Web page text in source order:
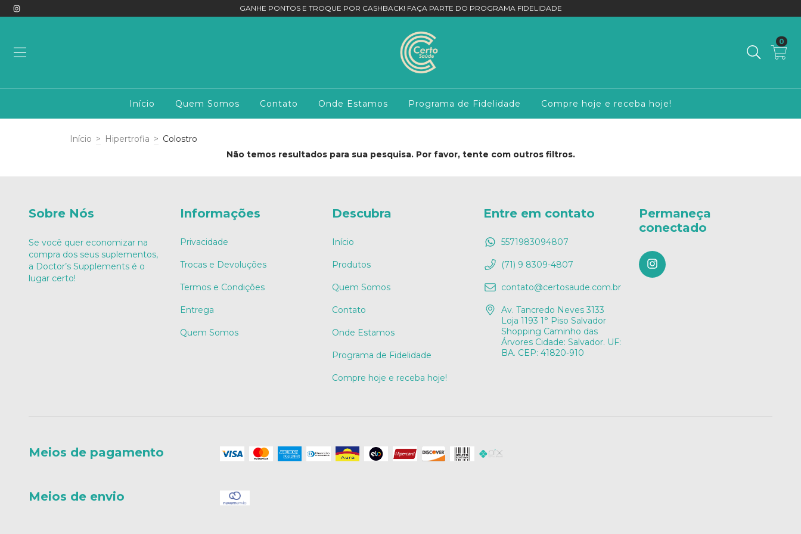
GANHE PONTOS E TROQUE POR CASHBACK! FAÇA PARTE DO PROGRAMA FIDELIDADE
0
Início Quem Somos Contato Onde Estamos Programa de Fidelidade Compre hoje e receba hoje!
Início > Hipertrofia > Colostro
Não temos resultados para sua pesquisa. Por favor, tente com outros filtros.
Sobre Nós
Se você quer economizar na
compra dos seus suplementos,
a Doctor’s Supplements é o
lugar certo!
Informações
Privacidade
Trocas e Devoluções
Termos e Condições
Entrega
Quem Somos
Descubra
Início
Produtos
Quem Somos
Contato
Onde Estamos
Programa de Fidelidade
Compre hoje e receba hoje!
Entre em contato
5571983094807
(71) 9 8309-4807
contato@certosaude.com.br
Av. Tancredo Neves 3133
Loja 1193 1° Piso Salvador
Shopping Caminho das
Árvores Cidade: Salvador. UF:
BA. CEP: 41820-910
Permaneça
conectado
Meios de pagamento
Meios de envio